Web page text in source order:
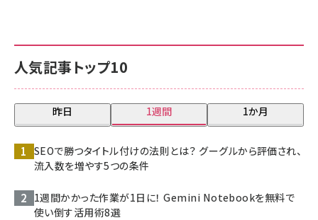
人気記事トップ10
昨日 1週間 1か月
SEOで勝つタイトル付けの法則とは？ グーグルから評価され、
流入数を増やす5つの条件
1週間かかった作業が1日に！ Gemini Notebookを無料で
使い倒す活用術8選